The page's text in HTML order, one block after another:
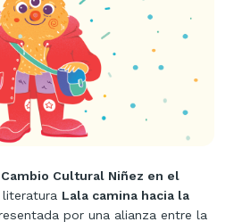
Cultural Niñez en el
literatura Lala camina hacia la
por una alianza entre la